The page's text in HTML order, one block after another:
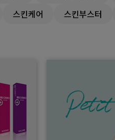
스킨케어 스킨부스터